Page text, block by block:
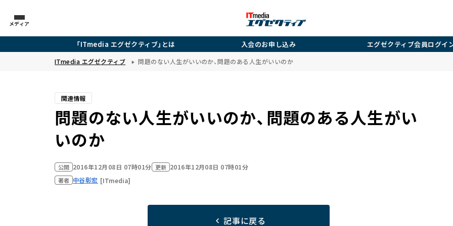
メディア
「ITmedia エグゼクティブ」とは 入会のお申し込み エグゼクティブ会員ログイ
ITmedia エグゼクティブ 問題のない人生がいいのか、問題のある人生がいいのか
関連情報
問題のない人生がいいのか、問題のある人生がい
いのか
公開 2016年12月08日 07時01分 更新 2016年12月08日 07時01分
著者 中谷彰宏 [ITmedia]
記事に戻る